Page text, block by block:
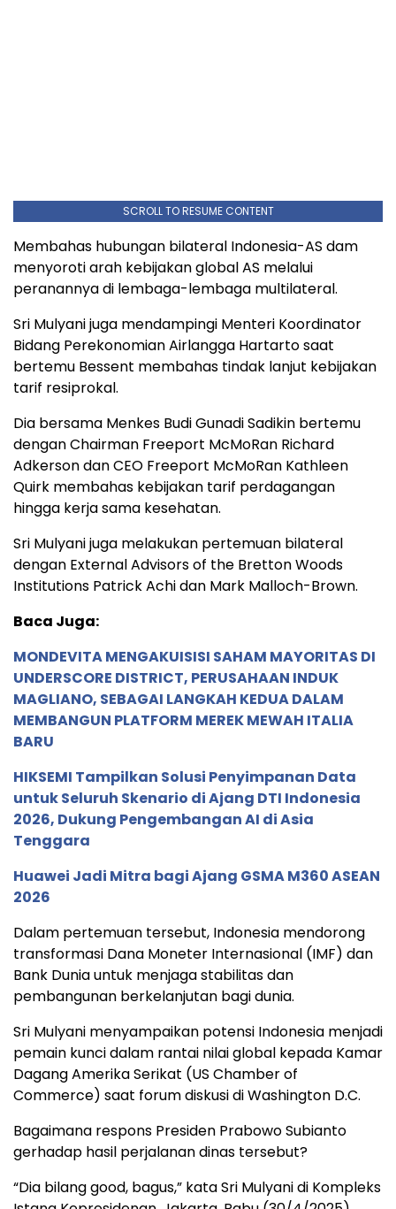
SCROLL TO RESUME CONTENT
Membahas hubungan bilateral Indonesia-AS dam
menyoroti arah kebijakan global AS melalui
peranannya di lembaga-lembaga multilateral.
Sri Mulyani juga mendampingi Menteri Koordinator
Bidang Perekonomian Airlangga Hartarto saat
bertemu Bessent membahas tindak lanjut kebijakan
tarif resiprokal.
Dia bersama Menkes Budi Gunadi Sadikin bertemu
dengan Chairman Freeport McMoRan Richard
Adkerson dan CEO Freeport McMoRan Kathleen
Quirk membahas kebijakan tarif perdagangan
hingga kerja sama kesehatan.
Sri Mulyani juga melakukan pertemuan bilateral
dengan External Advisors of the Bretton Woods
Institutions Patrick Achi dan Mark Malloch-Brown.
Baca Juga:
MONDEVITA MENGAKUISISI SAHAM MAYORITAS DI
UNDERSCORE DISTRICT, PERUSAHAAN INDUK
MAGLIANO, SEBAGAI LANGKAH KEDUA DALAM
MEMBANGUN PLATFORM MEREK MEWAH ITALIA
BARU
HIKSEMI Tampilkan Solusi Penyimpanan Data
untuk Seluruh Skenario di Ajang DTI Indonesia
2026, Dukung Pengembangan AI di Asia
Tenggara
Huawei Jadi Mitra bagi Ajang GSMA M360 ASEAN
2026
Dalam pertemuan tersebut, Indonesia mendorong
transformasi Dana Moneter Internasional (IMF) dan
Bank Dunia untuk menjaga stabilitas dan
pembangunan berkelanjutan bagi dunia.
Sri Mulyani menyampaikan potensi Indonesia menjadi
pemain kunci dalam rantai nilai global kepada Kamar
Dagang Amerika Serikat (US Chamber of
Commerce) saat forum diskusi di Washington D.C.
Bagaimana respons Presiden Prabowo Subianto
gerhadap hasil perjalanan dinas tersebut?
“Dia bilang good, bagus,” kata Sri Mulyani di Kompleks